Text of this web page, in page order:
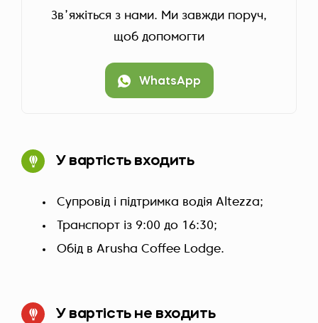
Звʼяжіться з нами. Ми завжди поруч,
щоб допомогти
WhatsApp
У вартість входить
Супровід і підтримка водія Altezza;
Транспорт із 9:00 до 16:30;
Обід в Arusha Coffee Lodge.
У вартість не входить